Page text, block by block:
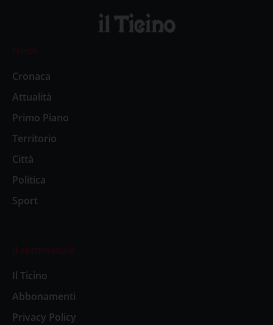
News
Cronaca
Attualità
Primo Piano
Territorio
Città
Politica
Sport
Il settimanale
Il Ticino
Abbonamenti
Privacy Policy